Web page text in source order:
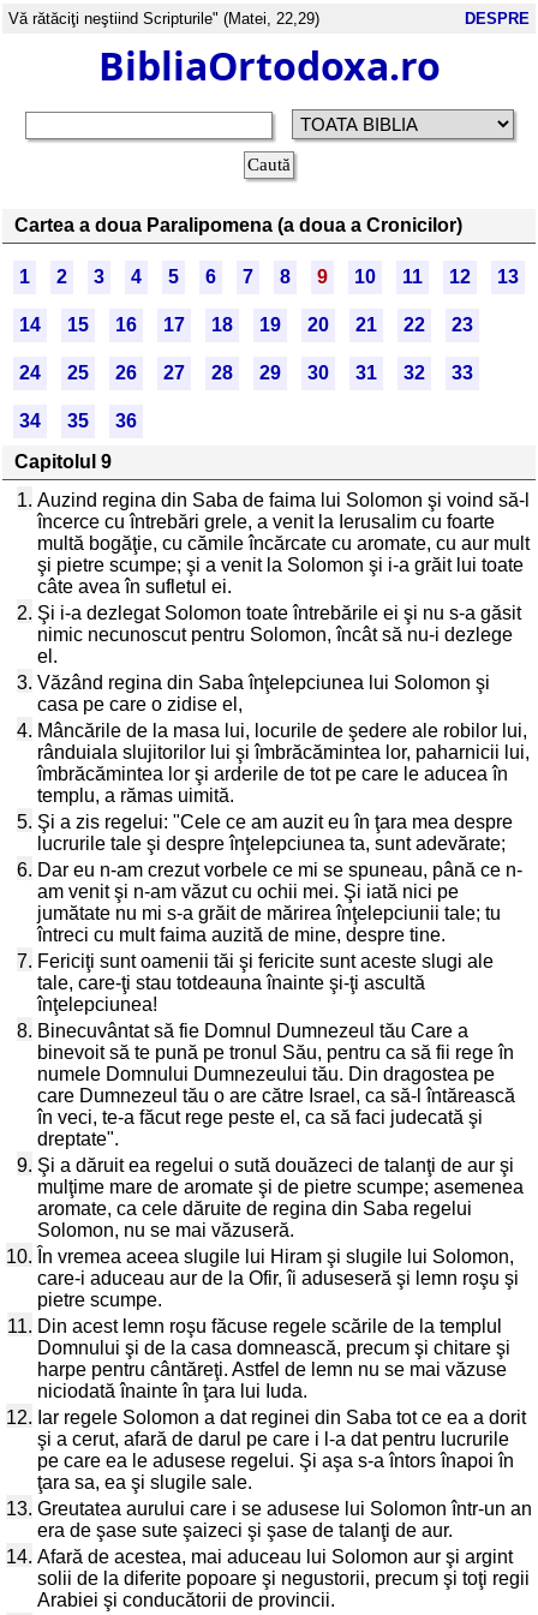
Vă rătăciţi neştiind Scripturile" (Matei, 22,29) DESPRE
BibliaOrtodoxa.ro
Cartea a doua Paralipomena (a doua a Cronicilor)
1 2 3 4 5 6 7 8 9 10 11 12 13
14 15 16 17 18 19 20 21 22 23
24 25 26 27 28 29 30 31 32 33
34 35
36
Capitolul 9
1. Auzind regina din Saba de faima lui Solomon şi voind să-l
încerce cu întrebări grele, a venit la Ierusalim cu foarte
multă bogăţie, cu cămile încărcate cu aromate, cu aur mult
şi pietre scumpe; şi a venit la Solomon şi i-a grăit lui toate
câte avea în sufletul ei.
2. Şi i-a dezlegat Solomon toate întrebările ei şi nu s-a găsit
nimic necunoscut pentru Solomon, încât să nu-i dezlege
el.
3. Văzând regina din Saba înţelepciunea lui Solomon şi
casa pe care o zidise el,
4. Mâncările de la masa lui, locurile de şedere ale robilor lui,
rânduiala slujitorilor lui şi îmbrăcămintea lor, paharnicii lui,
îmbrăcămintea lor şi arderile de tot pe care le aducea în
templu, a rămas uimită.
5. Şi a zis regelui: "Cele ce am auzit eu în ţara mea despre
lucrurile tale şi despre înţelepciunea ta, sunt adevărate;
6. Dar eu n-am crezut vorbele ce mi se spuneau, până ce n-
am venit şi n-am văzut cu ochii mei. Şi iată nici pe
jumătate nu mi s-a grăit de mărirea înţelepciunii tale; tu
întreci cu mult faima auzită de mine, despre tine.
7. Fericiţi sunt oamenii tăi şi fericite sunt aceste slugi ale
tale, care-ţi stau totdeauna înainte şi-ţi ascultă
înţelepciunea!
8. Binecuvântat să fie Domnul Dumnezeul tău Care a
binevoit să te pună pe tronul Său, pentru ca să fii rege în
numele Domnului Dumnezeului tău. Din dragostea pe
care Dumnezeul tău o are către Israel, ca să-l întărească
în veci, te-a făcut rege peste el, ca să faci judecată şi
dreptate".
9. Şi a dăruit ea regelui o sută douăzeci de talanţi de aur şi
mulţime mare de aromate şi de pietre scumpe; asemenea
aromate, ca cele dăruite de regina din Saba regelui
Solomon, nu se mai văzuseră.
10. În vremea aceea slugile lui Hiram şi slugile lui Solomon,
care-i aduceau aur de la Ofir, îi aduseseră şi lemn roşu şi
pietre scumpe.
11. Din acest lemn roşu făcuse regele scările de la templul
Domnului şi de la casa domnească, precum şi chitare şi
harpe pentru cântăreţi. Astfel de lemn nu se mai văzuse
niciodată înainte în ţara lui Iuda.
12. Iar regele Solomon a dat reginei din Saba tot ce ea a dorit
şi a cerut, afară de darul pe care i l-a dat pentru lucrurile
pe care ea le adusese regelui. Şi aşa s-a întors înapoi în
ţara sa, ea şi slugile sale.
13. Greutatea aurului care i se adusese lui Solomon într-un an
era de şase sute şaizeci şi şase de talanţi de aur.
14. Afară de acestea, mai aduceau lui Solomon aur şi argint
solii de la diferite popoare şi negustorii, precum şi toţi regii
Arabiei şi conducătorii de provincii.